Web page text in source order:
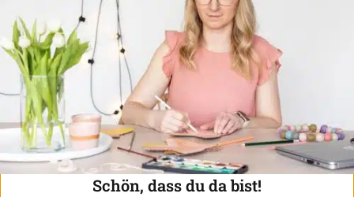
Schön, dass du da bist!